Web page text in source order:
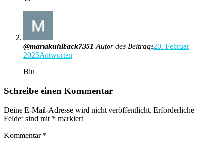
@mariakuhlback7351 Autor des Beitrags20. Februar
2025Antworten
Blu
Schreibe einen Kommentar
Deine E-Mail-Adresse wird nicht veröffentlicht. Erforderliche
Felder sind mit * markiert
Kommentar *